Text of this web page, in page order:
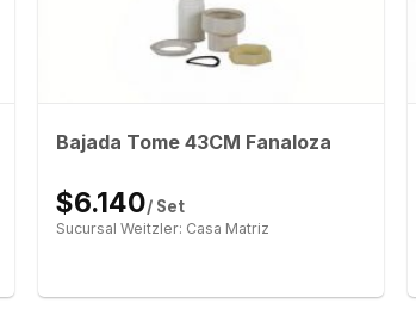
Bajada Tome 43CM Fanaloza
$6.140/ Set
Sucursal Weitzler: Casa Matriz